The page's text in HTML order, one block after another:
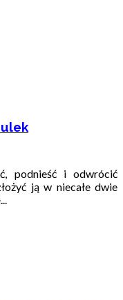
podnieść i odwrócić
ją w niecałe dwie